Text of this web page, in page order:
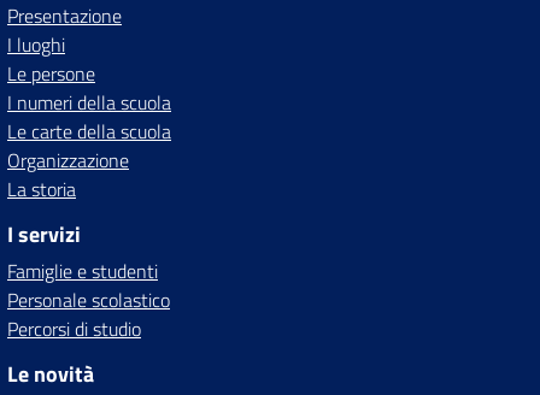
Presentazione
I luoghi
Le persone
I numeri della scuola
Le carte della scuola
Organizzazione
La storia
I servizi
Famiglie e studenti
Personale scolastico
Percorsi di studio
Le novità